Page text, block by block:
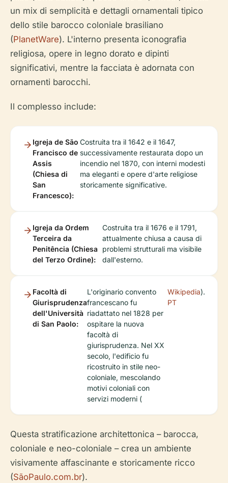
un mix di semplicità e dettagli ornamentali tipico
dello stile barocco coloniale brasiliano
(PlanetWare). L'interno presenta iconografia
religiosa, opere in legno dorato e dipinti
significativi, mentre la facciata è adornata con
ornamenti barocchi.
Il complesso include:
Igreja de São
Francisco de
Assis
(Chiesa di
San
Francesco):
Costruita tra il 1642 e il 1647,
successivamente restaurata dopo un
incendio nel 1870, con interni modesti
ma eleganti e opere d'arte religiose
storicamente significative.
Igreja da Ordem
Terceira da
Penitência (Chiesa
del Terzo Ordine):
Costruita tra il 1676 e il 1791,
attualmente chiusa a causa di
problemi strutturali ma visibile
dall'esterno.
Facoltà di
Giurisprudenza
dell'Università
di San Paolo:
L'originario convento
francescano fu
riadattato nel 1828 per
ospitare la nuova
facoltà di
giurisprudenza. Nel XX
secolo, l'edificio fu
ricostruito in stile neo-
coloniale, mescolando
motivi coloniali con
servizi moderni (
Wikipedia
PT
).
Questa stratificazione architettonica – barocca,
coloniale e neo-coloniale – crea un ambiente
visivamente affascinante e storicamente ricco
(SãoPaulo.com.br).